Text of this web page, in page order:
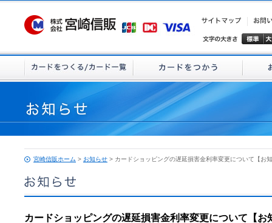
宮崎信販ホーム > お知らせ > カードショッピングの遅延損害金利率変更について【お
カードショッピングの遅延損害金利率変更について【お